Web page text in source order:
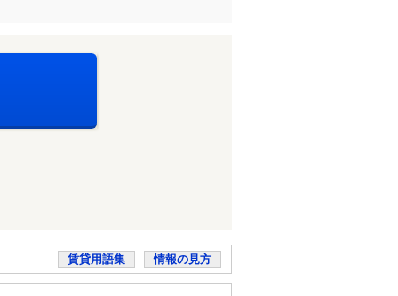
賃貸用語集 情報の見方